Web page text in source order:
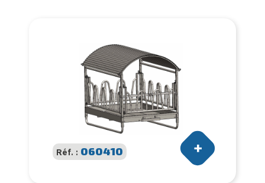
Réf. : 060410